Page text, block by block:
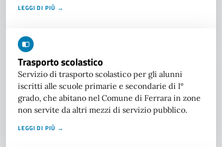
LEGGI DI PIÙ →
Trasporto scolastico
Servizio di trasporto scolastico per gli alunni
iscritti alle scuole primarie e secondarie di I°
grado, che abitano nel Comune di Ferrara in zone
non servite da altri mezzi di servizio pubblico.
LEGGI DI PIÙ →